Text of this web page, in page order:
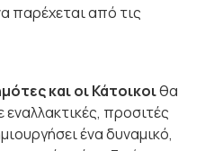
παρέχεται από τις
και οι Κάτοικοιθα
προσιτές
ένα δυναμικό,